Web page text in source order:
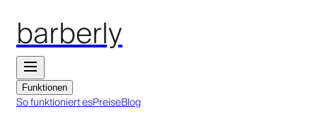
barberly
Funktionen
So funktioniert esPreiseBlog